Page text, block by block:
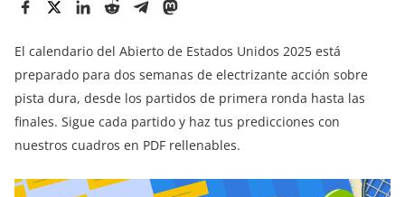
El calendario del Abierto de Estados Unidos 2025 está
preparado para dos semanas de electrizante acción sobre
pista dura, desde los partidos de primera ronda hasta las
finales. Sigue cada partido y haz tus predicciones con
nuestros cuadros en PDF rellenables.